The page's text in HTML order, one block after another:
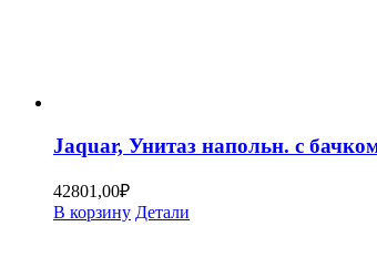
Jaquar, Унитаз напольн. с
42801,00₽
В корзину Детали